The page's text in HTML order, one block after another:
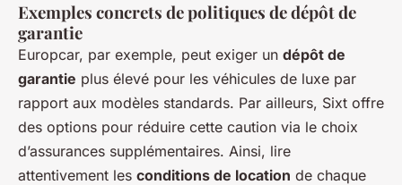
Exemples concrets de politiques de dépôt de
garantie
Europcar, par exemple, peut exiger un dépôt de
garantie plus élevé pour les véhicules de luxe par
rapport aux modèles standards. Par ailleurs, Sixt offre
des options pour réduire cette caution via le choix
d’assurances supplémentaires. Ainsi, lire
attentivement les conditions de location de chaque